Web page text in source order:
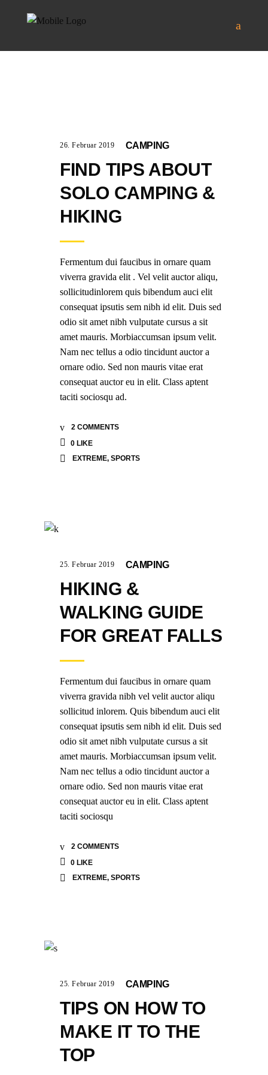
26. Februar 2019 CAMPING
FIND TIPS ABOUT
SOLO CAMPING &
HIKING
Fermentum dui faucibus in ornare quam
viverra gravida elit . Vel velit auctor aliqu,
sollicitudinlorem quis bibendum auci elit
consequat ipsutis sem nibh id elit. Duis sed
odio sit amet nibh vulputate cursus a sit
amet mauris. Morbiaccumsan ipsum velit.
Nam nec tellus a odio tincidunt auctor a
ornare odio. Sed non mauris vitae erat
consequat auctor eu in elit. Class aptent
taciti sociosqu ad.
2 COMMENTS
0 LIKE
EXTREME, SPORTS
25. Februar 2019 CAMPING
HIKING &
WALKING GUIDE
FOR GREAT FALLS
Fermentum dui faucibus in ornare quam
viverra gravida nibh vel velit auctor aliqu
sollicitud inlorem. Quis bibendum auci elit
consequat ipsutis sem nibh id elit. Duis sed
odio sit amet nibh vulputate cursus a sit
amet mauris. Morbiaccumsan ipsum velit.
Nam nec tellus a odio tincidunt auctor a
ornare odio. Sed non mauris vitae erat
consequat auctor eu in elit. Class aptent
taciti sociosqu
2 COMMENTS
0 LIKE
EXTREME, SPORTS
25. Februar 2019 CAMPING
TIPS ON HOW TO
MAKE IT TO THE
TOP